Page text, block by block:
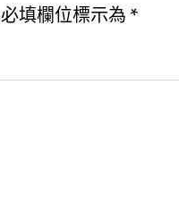
必填欄位標示為 *